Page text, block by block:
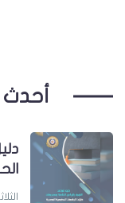
أحدث
الثلاثاء -